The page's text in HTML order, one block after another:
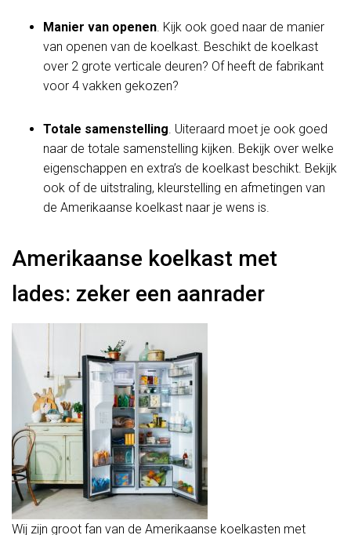
Manier van openen. Kijk ook goed naar de manier
van openen van de koelkast. Beschikt de koelkast
over 2 grote verticale deuren? Of heeft de fabrikant
voor 4 vakken gekozen?
Totale samenstelling. Uiteraard moet je ook goed
naar de totale samenstelling kijken. Bekijk over welke
eigenschappen en extra’s de koelkast beschikt. Bekijk
ook of de uitstraling, kleurstelling en afmetingen van
de Amerikaanse koelkast naar je wens is.
Amerikaanse koelkast met
lades: zeker een aanrader
Wij zijn groot fan van de Amerikaanse koelkasten met